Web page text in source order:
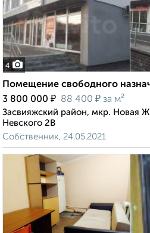
4
Помещение свободного
3 800 000 ₽ 88 400 ₽ за м²
Засвияжский район, мкр. Новая
Невского 2В
Собственник, 24.05.2021